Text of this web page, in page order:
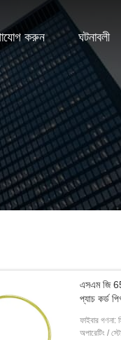
করুন ঘটনাবলী
এসএম জি
প্যাচ কর্ড
ফাইবার গণনা:
অপারেটিং /